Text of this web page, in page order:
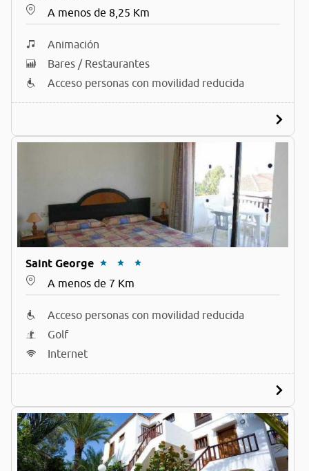
A menos de 8,25 Km
Animación
Bares / Restaurantes
Acceso personas con movilidad reducida
Saint George
A menos de 7 Km
Acceso personas con movilidad reducida
Golf
Internet